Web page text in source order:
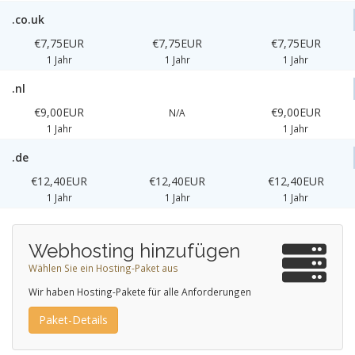
.co.uk
€7,75EUR
1 Jahr
€7,75EUR
1 Jahr
€7,75EUR
1 Jahr
.nl
€9,00EUR
1 Jahr
N/A €9,00EUR
1 Jahr
.de
€12,40EUR
1 Jahr
€12,40EUR
1 Jahr
€12,40EUR
1 Jahr
Webhosting hinzufügen
Wählen Sie ein Hosting-Paket aus
Wir haben Hosting-Pakete für alle Anforderungen
Paket-Details